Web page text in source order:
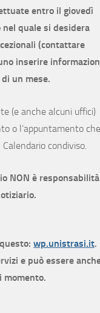
entro il giovedì
nel quale si desidera
(contattare
inserire
un mese.
(e anche alcuni uffici)
o l’appuntamento che
condiviso.
NON è responsabilità
wp.unistrasi.it.
e può essere
momento.